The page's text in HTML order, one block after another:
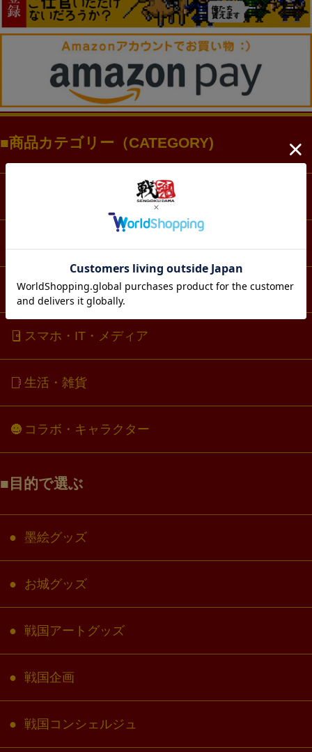
商品カテゴリー（CATEGORY)
文具・ノート
スマホ・IT・メディア
生活・雑貨
コラボ・キャラクター
目的で選ぶ
墨絵グッズ
お城グッズ
戦国アートグッズ
戦国企画
戦国コンシェルジュ